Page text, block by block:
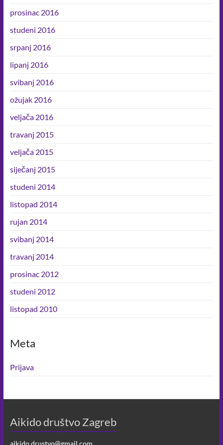
prosinac 2016
studeni 2016
srpanj 2016
lipanj 2016
svibanj 2016
ožujak 2016
veljača 2016
travanj 2015
veljača 2015
siječanj 2015
studeni 2014
listopad 2014
rujan 2014
svibanj 2014
travanj 2014
prosinac 2012
studeni 2012
listopad 2010
Meta
Prijava
Aikido društvo Zagreb
aikido.drustvo@gmail.com